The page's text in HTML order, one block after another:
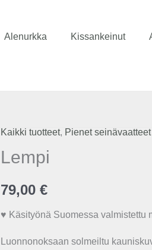
Alenurkka Kissankeinut
Kaikki tuotteet, Pienet seinävaatteet
Lempi
79,00 €
♥ Käsityönä Suomessa valmistettu
Luonnonoksaan solmeiltu
Lempi
määrä